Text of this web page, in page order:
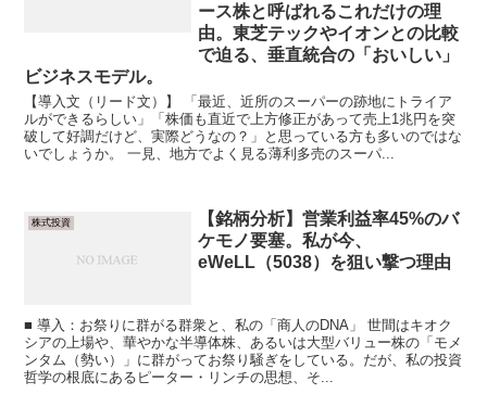
ース株と呼ばれるこれだけの理
由。東芝テックやイオンとの比較
で迫る、垂直統合の「おいしい」
ビジネスモデル。
【導入文（リード文）】 「最近、近所のスーパーの跡地にトライア
ルができるらしい」「株価も直近で上方修正があって売上1兆円を突
破して好調だけど、実際どうなの？」と思っている方も多いのではな
いでしょうか。 一見、地方でよく見る薄利多売のスーパ...
株式投資
【銘柄分析】営業利益率45%のバ
ケモノ要塞。私が今、
eWeLL（5038）を狙い撃つ理由
■ 導入：お祭りに群がる群衆と、私の「商人のDNA」 世間はキオク
シアの上場や、華やかな半導体株、あるいは大型バリュー株の「モメ
ンタム（勢い）」に群がってお祭り騒ぎをしている。だが、私の投資
哲学の根底にあるピーター・リンチの思想、そ...